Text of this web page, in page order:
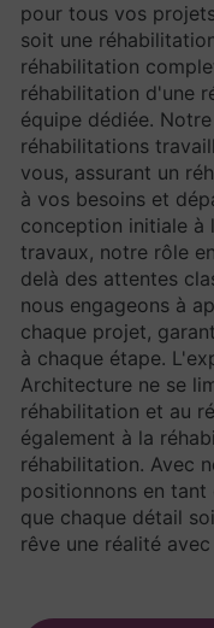
pour tous vos
soit une
réhabilitation
réhabilitation d'une
équipe dédiée.
réhabilitations
vous, assurant un
à vos besoins et
conception initiale à
travaux, notre rôle
delà des attentes
nous engageons à
chaque projet,
à chaque étape.
Architecture ne se
réhabilitation et au
également à la
réhabilitation. Avec
positionnons en
que chaque détail
rêve une réalité